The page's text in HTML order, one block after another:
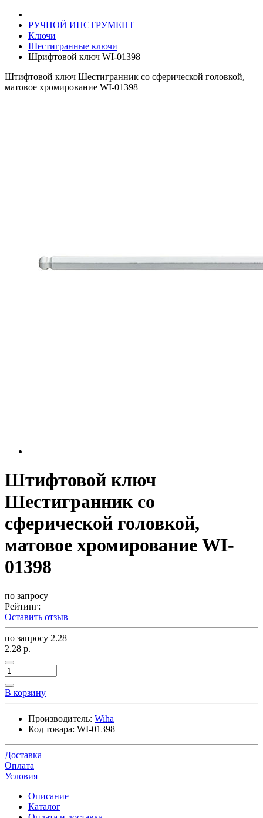
РУЧНОЙ ИНСТРУМЕНТ
Ключи
Шестигранные ключи
Шрифтовой ключ WI-01398
Штифтовой ключ Шестигранник со сферической головкой,
матовое хромирование WI-01398
Штифтовой ключ
Шестигранник со
сферической головкой,
матовое хромирование WI-
01398
по запросу
Рейтинг:
Оставить отзыв
по запросу 2.28
2.28 р.
В корзину
Производитель: Wiha
Код товара: WI-01398
Доставка
Оплата
Условия
Описание
Каталог